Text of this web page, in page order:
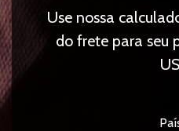
Use nossa
do frete para seu